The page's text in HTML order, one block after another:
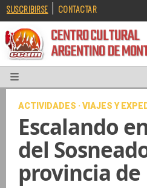
SUSCRIBIRSE | CONTACTAR
CENTRO
ARGENTINO DE
ACTIVIDADES · VIAJES Y
Escalando
del
provincia de